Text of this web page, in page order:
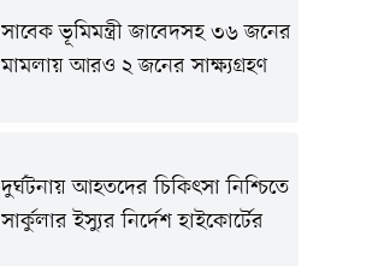
সাবেক ভূমিমন্ত্রী জাবেদসহ ৩৬ জনের
মামলায় আরও ২ জনের সাক্ষ্যগ্রহণ
দুর্ঘটনায় আহতদের চিকিৎসা নিশ্চিতে
সার্কুলার ইস্যুর নির্দেশ হাইকোর্টের